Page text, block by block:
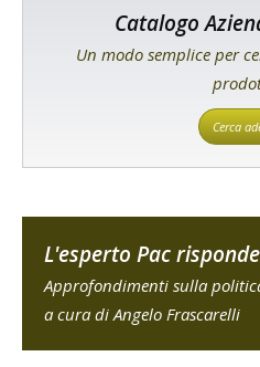
Catalogo
Un modo semplice per
Cerca
L'esperto Pac risponde
Approfondimenti sulla
a cura di Angelo Frascarelli